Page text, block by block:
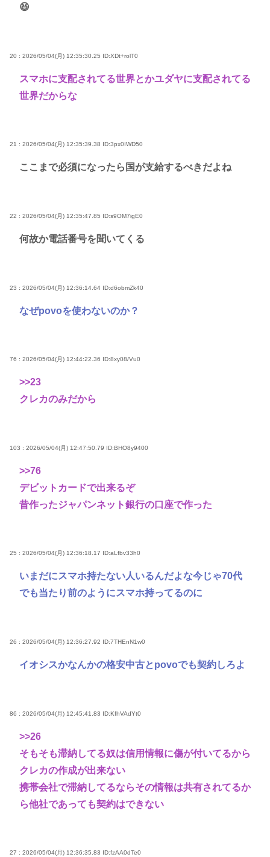
😆
20 : 2026/05/04(月) 12:35:30.25 ID:XDt+rolT0
スマホに支配されてる世界とかユダヤに支配されてる
世界だからな
21 : 2026/05/04(月) 12:35:39.38 ID:3px0IWD50
ここまで必須になったら国が支給するべきだよね
22 : 2026/05/04(月) 12:35:47.85 ID:s9OM7igE0
何故か電話番号を聞いてくる
23 : 2026/05/04(月) 12:36:14.64 ID:d6obmZk40
なぜpovoを使わないのか？
76 : 2026/05/04(月) 12:44:22.36 ID:8xy08/Vu0
>>23
クレカのみだから
103 : 2026/05/04(月) 12:47:50.79 ID:BHO8y9400
>>76
デビットカードで出来るぞ
昔作ったジャパンネット銀行の口座で作った
25 : 2026/05/04(月) 12:36:18.17 ID:aLfbv33h0
いまだにスマホ持たない人いるんだよな今じゃ70代
でも当たり前のようにスマホ持ってるのに
26 : 2026/05/04(月) 12:36:27.92 ID:7THEnN1w0
イオシスかなんかの格安中古とpovoでも契約しろよ
86 : 2026/05/04(月) 12:45:41.83 ID:KfhVAdYt0
>>26
そもそも滞納してる奴は信用情報に傷が付いてるから
クレカの作成が出来ない
携帯会社で滞納してるならその情報は共有されてるか
ら他社であっても契約はできない
27 : 2026/05/04(月) 12:36:35.83 ID:fzAA0dTe0